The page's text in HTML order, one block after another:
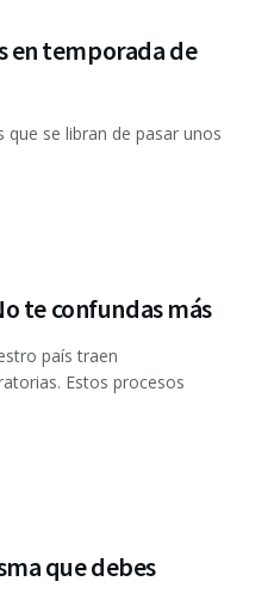
en temporada de
se libran de pasar unos
te confundas más
país traen
Estos procesos
que debes